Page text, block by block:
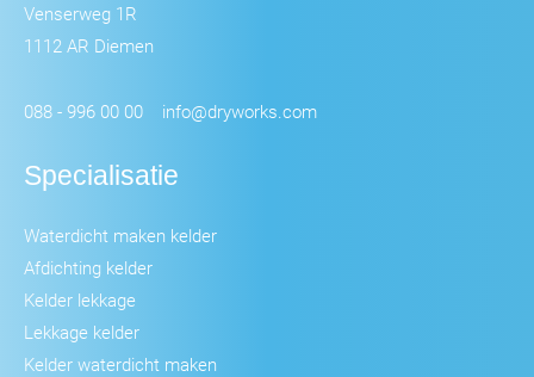
Venserweg 1R
1112 AR Diemen
088 - 996 00 00 info@dryworks.com
Specialisatie
Waterdicht maken kelder
Afdichting kelder
Kelder lekkage
Lekkage kelder
Kelder waterdicht maken